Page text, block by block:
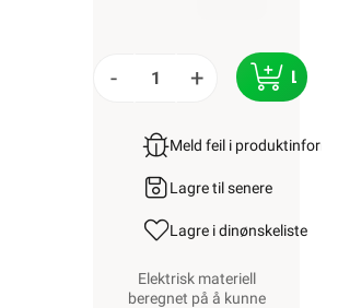
- +
Meld feil i
Lagre til senere
Lagre i dinønskeliste
Elektrisk materiell
beregnet på å kunne